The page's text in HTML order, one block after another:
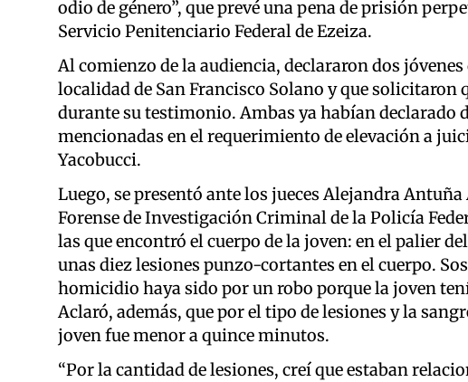
odio de género”, que prevé una pena de prisión
Servicio Penitenciario Federal de Ezeiza.
Al comienzo de la audiencia, declararon dos
localidad de San Francisco Solano y que solicitaron
durante su testimonio. Ambas ya habían declarado
mencionadas en el requerimiento de elevación a
Yacobucci.
Luego, se presentó ante los jueces Alejandra
Forense de Investigación Criminal de la Policía
las que encontró el cuerpo de la joven: en el palier
unas diez lesiones punzo-cortantes en el cuerpo.
homicidio haya sido por un robo porque la joven
Aclaró, además, que por el tipo de lesiones y la
joven fue menor a quince minutos.
“Por la cantidad de lesiones, creí que estaban